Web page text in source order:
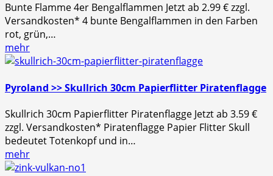
Bunte Flamme 4er Bengalflammen Jetzt ab 2.99 € zzgl.
Versandkosten* 4 bunte Bengalflammen in den Farben
rot, grün,…
mehr
Pyroland >> Skullrich 30cm Papierflitter Piratenflagge
Skullrich 30cm Papierflitter Piratenflagge Jetzt ab 3.59 €
zzgl. Versandkosten* Piratenflagge Papier Flitter Skull
bedeutet Totenkopf und in…
mehr